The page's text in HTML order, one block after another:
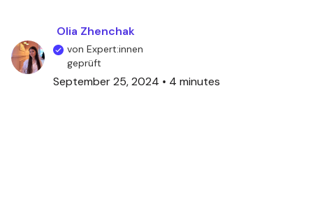
Olia Zhenchak
von Expert:innen
geprüft
September 25, 2024 • 4 minutes